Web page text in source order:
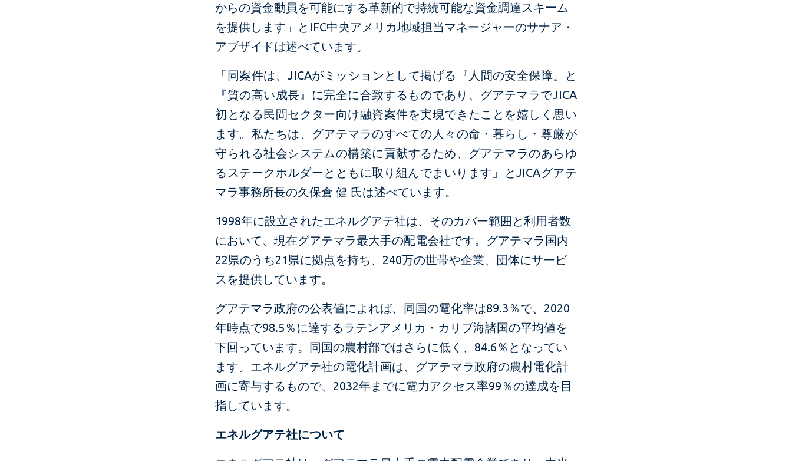
からの資金動員を可能にする革新的で持続可能な資金調達スキーム
を提供します」とIFC中央アメリカ地域担当マネージャーのサナア・
アブザイドは述べています。
「同案件は、JICAがミッションとして掲げる『人間の安全保障』と
『質の高い成長』に完全に合致するものであり、グアテマラでJICA
初となる民間セクター向け融資案件を実現できたことを嬉しく思い
ます。私たちは、グアテマラのすべての人々の命・暮らし・尊厳が
守られる社会システムの構築に貢献するため、グアテマラのあらゆ
るステークホルダーとともに取り組んでまいります」とJICAグアテ
マラ事務所長の久保倉 健 氏は述べています。
1998年に設立されたエネルグアテ社は、そのカバー範囲と利用者数
において、現在グアテマラ最大手の配電会社です。グアテマラ国内
22県のうち21県に拠点を持ち、240万の世帯や企業、団体にサービ
スを提供しています。
グアテマラ政府の公表値によれば、同国の電化率は89.3％で、2020
年時点で98.5％に達するラテンアメリカ・カリブ海諸国の平均値を
下回っています。同国の農村部ではさらに低く、84.6％となってい
ます。エネルグアテ社の電化計画は、グアテマラ政府の農村電化計
画に寄与するもので、2032年までに電力アクセス率99％の達成を目
指しています。
エネルグアテ社について